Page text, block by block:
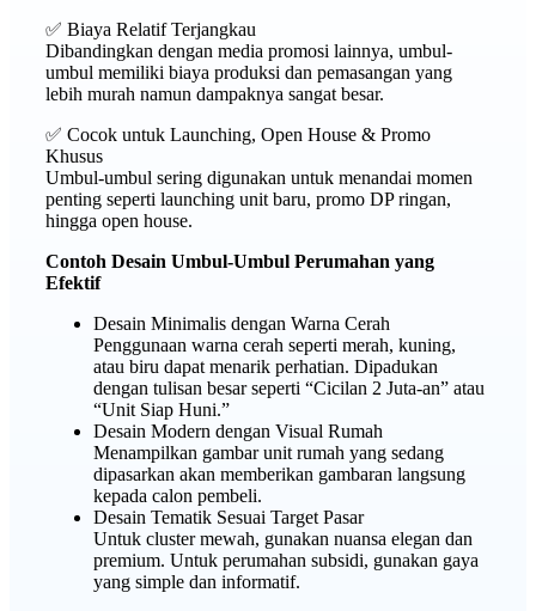
✅ Biaya Relatif Terjangkau
Dibandingkan dengan media promosi lainnya, umbul-
umbul memiliki biaya produksi dan pemasangan yang
lebih murah namun dampaknya sangat besar.
✅ Cocok untuk Launching, Open House & Promo
Khusus
Umbul-umbul sering digunakan untuk menandai momen
penting seperti launching unit baru, promo DP ringan,
hingga open house.
Contoh Desain Umbul-Umbul Perumahan yang
Efektif
Desain Minimalis dengan Warna Cerah
Penggunaan warna cerah seperti merah, kuning,
atau biru dapat menarik perhatian. Dipadukan
dengan tulisan besar seperti “Cicilan 2 Juta-an” atau
“Unit Siap Huni.”
Desain Modern dengan Visual Rumah
Menampilkan gambar unit rumah yang sedang
dipasarkan akan memberikan gambaran langsung
kepada calon pembeli.
Desain Tematik Sesuai Target Pasar
Untuk cluster mewah, gunakan nuansa elegan dan
premium. Untuk perumahan subsidi, gunakan gaya
yang simple dan informatif.